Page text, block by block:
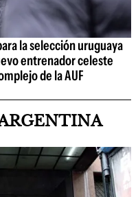
la selección uruguaya
entrenador celeste
de la AUF